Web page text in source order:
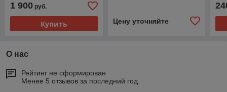
1 900 руб.
Купить Цену уточняйте
О нас
Рейтинг не сформирован
Менее 5 отзывов за последний год